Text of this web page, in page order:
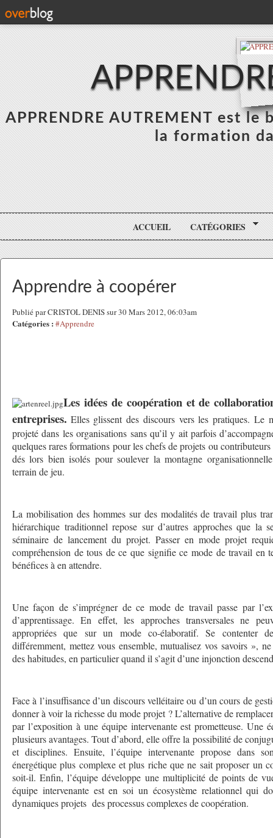
APPRENDRE AUTREMENT est
la formation
ACCUEIL CATÉGORIES
Apprendre à coopérer
Publié par CRISTOL DENIS sur 30 Mars 2012, 06:03am
Catégories : #Apprendre
Les idées de coopération et de
entreprises. Elles glissent des discours vers les pratiques. Le
projeté dans les organisations sans qu’il y ait parfois
quelques rares formations pour les chefs de projets ou
dés lors bien isolés pour soulever la montagne
terrain de jeu.
La mobilisation des hommes sur des modalités de travail plus
hiérarchique traditionnel repose sur d’autres approches que la
séminaire de lancement du projet. Passer en mode projet
compréhension de tous de ce que signifie ce mode de travail en
bénéfices à en attendre.
Une façon de s’imprégner de ce mode de travail passe par
d’apprentissage. En effet, les approches transversales ne
appropriées que sur un mode co-élaboratif. Se contenter
différemment, mettez vous ensemble, mutualisez vos savoirs »,
des habitudes, en particulier quand il s’agit d’une injonction
Face à l’insuffisance d’un discours velléitaire ou d’un cours de
donner à voir la richesse du mode projet ? L’alternative de
par l’exposition à une équipe intervenante est prometteuse. Une
plusieurs avantages. Tout d’abord, elle offre la possibilité de
et disciplines. Ensuite, l’équipe intervenante propose dans
énergétique plus complexe et plus riche que ne sait proposer un
soit-il. Enfin, l’équipe développe une multiplicité de points de
équipe intervenante est en soi un écosystème relationnel qui
dynamiques projets des processus complexes de coopération.